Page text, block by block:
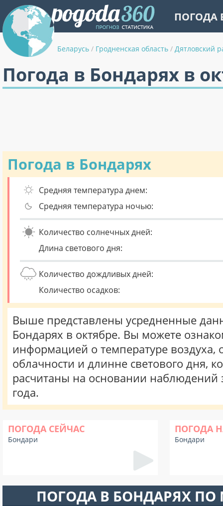
ПОГОДА
Беларусь / Гродненская область / Дятловский
Погода в Бондарях в
Погода в Бондарях
Средняя температура днем:
Средняя температура ночью:
Количество солнечных дней:
Длина светового дня:
Количество дождливых дней:
Количество осадков:
Выше представлены усредненные
Бондарях в октябре. Вы можете
информацией о температуре воздуха,
облачности и длинне светового дня,
расчитаны на основании наблюдений
года.
ПОГОДА СЕЙЧАС
Бондари
ПОГОДА
Бондари
ПОГОДА В БОНДАРЯХ